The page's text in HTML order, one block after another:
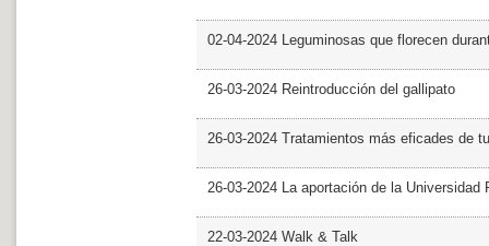
02-04-2024 Leguminosas que florecen
26-03-2024 Reintroducción del gallipato
26-03-2024 Tratamientos más eficades de
26-03-2024 La aportación de la Universidad
22-03-2024 Walk & Talk